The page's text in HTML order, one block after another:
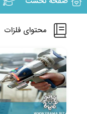
محتوای فلزات